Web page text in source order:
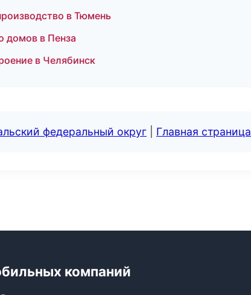
в Тюмень
домов в Пенза
в Челябинск
федеральный округ Главная страница
компаний